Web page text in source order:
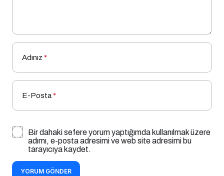
Adınız *
E-Posta*
Bir dahaki sefere yorum yaptığımda kullanılmak üzere
adımı, e-posta adresimi ve web site adresimi bu
tarayıcıya kaydet.
YORUM GÖNDER